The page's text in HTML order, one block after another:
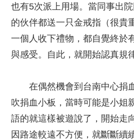
也有5次派上用場。當同事出
的伙伴都送一只金戒指（很貴
一個人收下禮物，都自覺終於
與感受。自此，就開始認真規
在偶然機會到台南中心捐
吹捐血小板，當時可能是小姐
語的就這樣被遊說了，開始走
因路途較遠不方便，就斷斷續